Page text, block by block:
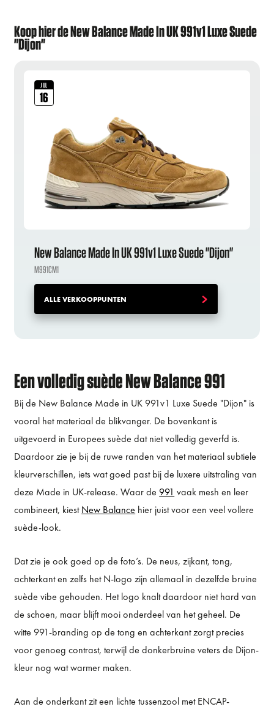
Koop hier de New Balance Made In UK 991v1 Luxe Suede
"Dijon"
JUL
16
New Balance Made In UK 991v1 Luxe Suede "Dijon"
M991CM1
ALLE VERKOOPPUNTEN
Een volledig suède New Balance 991
Bij de New Balance Made in UK 991v1 Luxe Suede "Dijon" is
vooral het materiaal de blikvanger. De bovenkant is
uitgevoerd in Europees suède dat niet volledig geverfd is.
Daardoor zie je bij de ruwe randen van het materiaal subtiele
kleurverschillen, iets wat goed past bij de luxere uitstraling van
deze Made in UK-release. Waar de 991 vaak mesh en leer
combineert, kiestNew Balance hier juist voor een veel vollere
suède-look.
Dat zie je ook goed op de foto’s. De neus, zijkant, tong,
achterkant en zelfs het N-logo zijn allemaal in dezelfde bruine
suède vibe gehouden. Het logo knalt daardoor niet hard van
de schoen, maar blijft mooi onderdeel van het geheel. De
witte 991-branding op de tong en achterkant zorgt precies
voor genoeg contrast, terwijl de donkerbruine veters de Dijon-
kleur nog wat warmer maken.
Aan de onderkant zit een lichte tussenzool met ENCAP-